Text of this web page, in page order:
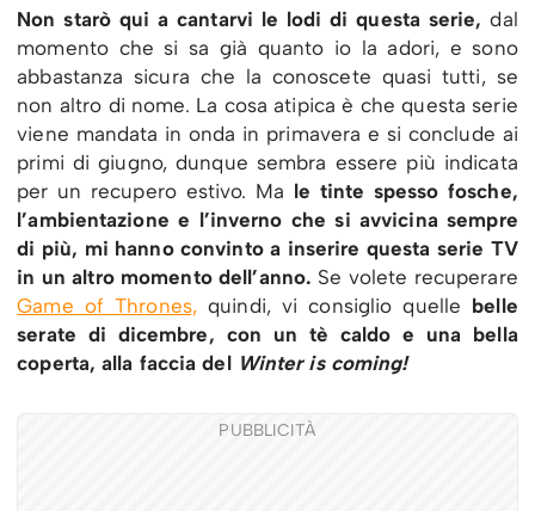
Non starò qui a cantarvi le lodi di questa serie, dal
momento che si sa già quanto io la adori, e sono
abbastanza sicura che la conoscete quasi tutti, se
non altro di nome. La cosa atipica è che questa serie
viene mandata in onda in primavera e si conclude ai
primi di giugno, dunque sembra essere più indicata
per un recupero estivo. Ma le tinte spesso fosche,
l’ambientazione e l’inverno che si avvicina sempre
di più, mi hanno convinto a inserire questa serie TV
in un altro momento dell’anno. Se volete recuperare
Game of Thrones,quindi, vi consiglio quelle belle
serate di dicembre, con un tè caldo e una bella
coperta, alla faccia del Winter is coming!
PUBBLICITÀ